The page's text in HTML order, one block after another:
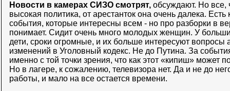
Новости в камерах СИЗО смотрят, обсуждают. Но все,
высокая политика, от арестанток она очень далека.
события, которые интересны всем - но про разборки в
понимает. Сидит очень много молодых женщин. У
дети, сроки огромные, и их больше интересуют вопросы
изменений в Уголовный кодекс. Не до Путина. За
именно с той точки зрения, что как этот «кипиш» может
Но в лагере, к сожалению, телевизора нет. Да и не до
работы, и мало на все остается времени.